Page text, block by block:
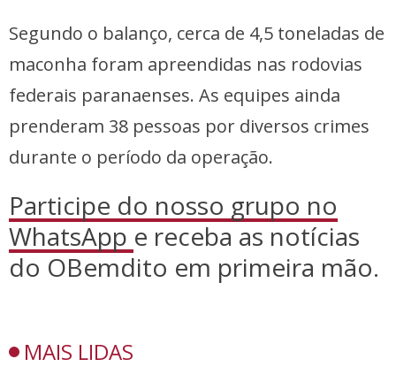
Segundo o balanço, cerca de 4,5 toneladas de
maconha foram apreendidas nas rodovias
federais paranaenses. As equipes ainda
prenderam 38 pessoas por diversos crimes
durante o período da operação.
Participe do nosso grupo no
WhatsApp e receba as notícias
do OBemdito em primeira mão.
MAIS LIDAS